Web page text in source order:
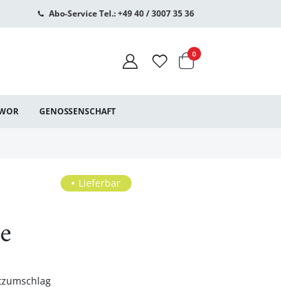
Abo-Service Tel.: +49 40 / 3007 35 36
Warenkorb
0Artikel
GENOSSENSCHAFT
Lieferbar